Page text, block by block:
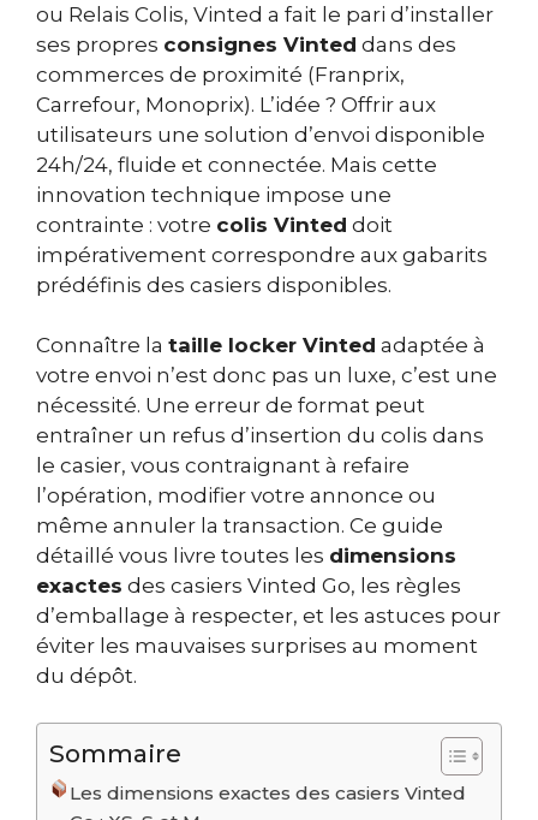
ou Relais Colis, Vinted a fait le pari d’installer
ses propres consignes Vinted dans des
commerces de proximité (Franprix,
Carrefour, Monoprix). L’idée ? Offrir aux
utilisateurs une solution d’envoi disponible
24h/24, fluide et connectée. Mais cette
innovation technique impose une
contrainte : votre colis Vinted doit
impérativement correspondre aux gabarits
prédéfinis des casiers disponibles.
Connaître la taille locker Vinted adaptée à
votre envoi n’est donc pas un luxe, c’est une
nécessité. Une erreur de format peut
entraîner un refus d’insertion du colis dans
le casier, vous contraignant à refaire
l’opération, modifier votre annonce ou
même annuler la transaction. Ce guide
détaillé vous livre toutes les dimensions
exactes des casiers Vinted Go, les règles
d’emballage à respecter, et les astuces pour
éviter les mauvaises surprises au moment
du dépôt.
Sommaire
Les dimensions exactes des casiers Vinted